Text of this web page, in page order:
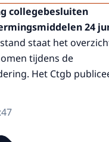
collegebesluiten
24
staat het
tijdens de
Het Ctgb